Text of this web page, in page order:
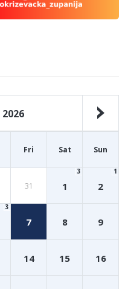
2026
Fri Sat Sun
31 1
3
2
1
3
7 8 9
14 15 16